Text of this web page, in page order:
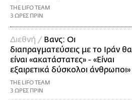
THE LIFO TEAM
3 ΩΡΕΣ ΠΡΙΝ
Διεθνή / Βανς: Οι
διαπραγματεύσεις με το Ιράν θα
είναι «ακατάστατες» - «Είναι
εξαιρετικά δύσκολοι άνθρωποι»
THE LIFO TEAM
3 ΩΡΕΣ ΠΡΙΝ